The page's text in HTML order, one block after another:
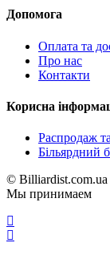
Допомога
Оплата та
Про нас
Контакти
Корисна
Распродаж
Більярдний
© Billiardist.com.ua
Мы принимаем